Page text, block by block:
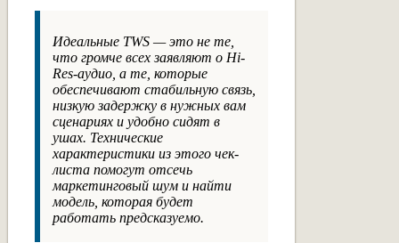
Идеальные TWS — это не те,
что громче всех заявляют о Hi-
Res-аудио, а те, которые
обеспечивают стабильную связь,
низкую задержку в нужных вам
сценариях и удобно сидят в
ушах. Технические
характеристики из этого чек-
листа помогут отсечь
маркетинговый шум и найти
модель, которая будет
работать предсказуемо.